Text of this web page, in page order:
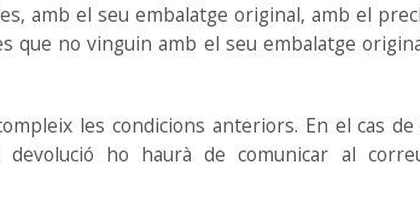
amb el seu embalatge original, amb el
que no vinguin amb el seu embalatge
les condicions anteriors. En el cas de
ho haurà de comunicar al